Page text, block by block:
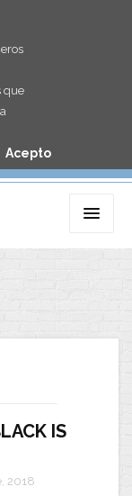
que
Acepto
IS
2018